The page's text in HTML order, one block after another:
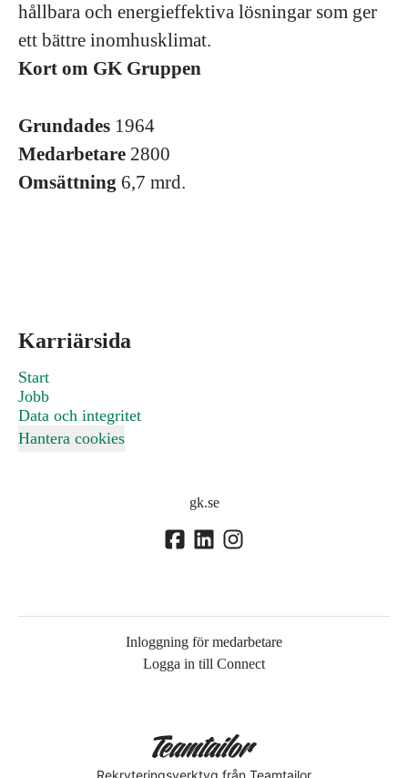
hållbara och energieffektiva lösningar som ger
ett bättre inomhusklimat.
Kort om GK Gruppen
Grundades 1964
Medarbetare 2800
Omsättning 6,7 mrd.
Karriärsida
Start
Jobb
Data och integritet
Hantera cookies
gk.se
Inloggning för medarbetare
Logga in till Connect
Rekryteringsverktyg från Teamtailor